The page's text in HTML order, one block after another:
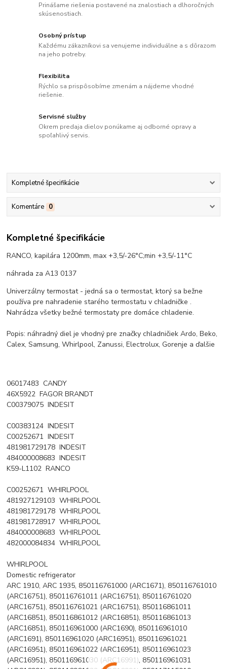
Prinášame riešenia postavené na znalostiach a dlhoročných
skúsenostiach.
Osobný prístup
Každému zákazníkovi sa venujeme individuálne a s dôrazom
na jeho potreby.
Flexibilita
Rýchlo sa prispôsobíme zmenám a nájdeme vhodné
riešenie.
Servisné služby
Okrem predaja dielov ponúkame aj odborné opravy a
spoľahlivý servis.
Kompletné špecifikácie
Komentáre 0
Kompletné špecifikácie
RANCO, kapilára 1200mm, max +3,5/-26°C;min +3,5/-11°C
náhrada za A13 0137
Univerzálny termostat - jedná sa o termostat, ktorý sa bežne
používa pre nahradenie starého termostatu v chladničke .
Nahrádza všetky bežné termostaty pre domáce chladenie.
Popis: náhradný diel je vhodný pre značky chladničiek Ardo, Beko,
Calex, Samsung, Whirlpool, Zanussi, Electrolux, Gorenje a ďalšie
06017483 CANDY
46X5922 FAGOR BRANDT
C00379075 INDESIT
C00383124 INDESIT
C00252671 INDESIT
481981729178 INDESIT
484000008683 INDESIT
K59-L1102 RANCO
C00252671 WHIRLPOOL
481927129103 WHIRLPOOL
481981729178 WHIRLPOOL
481981728917 WHIRLPOOL
484000008683 WHIRLPOOL
482000084834 WHIRLPOOL
WHIRLPOOL
Domestic refrigerator
ARC 1910, ARC 1935, 850116761000 (ARC1671), 850116761010
(ARC16751), 850116761011 (ARC16751), 850116761020
(ARC16751), 850116761021 (ARC16751), 850116861011
(ARC16851), 850116861012 (ARC16851), 850116861013
(ARC16851), 850116961000 (ARC1690), 850116961010
(ARC1691), 850116961020 (ARC16951), 850116961021
(ARC16951), 850116961022 (ARC16951), 850116961023
(ARC16951), 850116961030 (ARC16991), 850116961031